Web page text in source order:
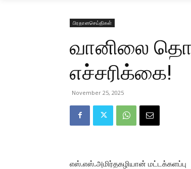
பிரதானசெய்திகள்
வானிலை
எச்சரிக்கை!
November 25, 2025
எஸ்.எஸ்.அமிர்தகழியான் மட்டக்களப்பு